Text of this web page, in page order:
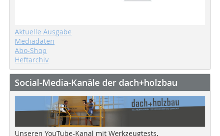
Aktuelle Ausgabe
Mediadaten
Abo-Shop
Heftarchiv
Social-Media-Kanäle der dach+holzbau
Unseren YouTube-Kanal mit Werkzeugtests,